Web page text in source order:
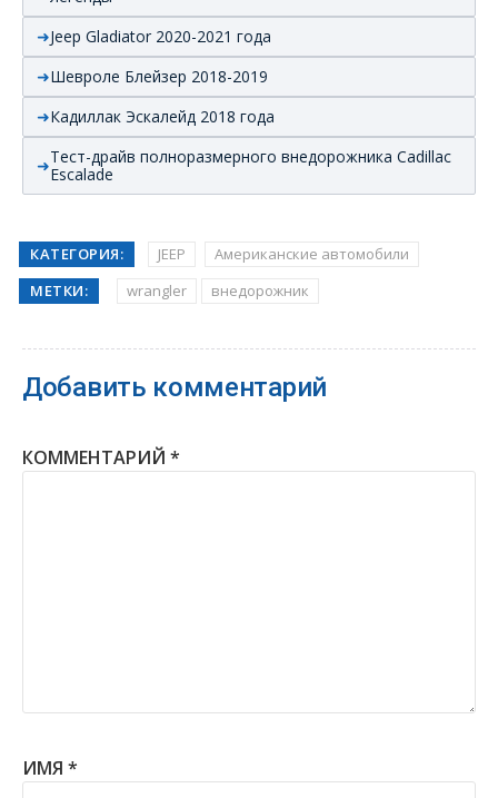
Jeep Gladiator 2020-2021 года
Шевроле Блейзер 2018-2019
Кадиллак Эскалейд 2018 года
Тест-драйв полноразмерного внедорожника Cadillac
Escalade
КАТЕГОРИЯ: JEEP
Американские автомобили
МЕТКИ:
wrangler внедорожник
Добавить комментарий
КОММЕНТАРИЙ *
ИМЯ *